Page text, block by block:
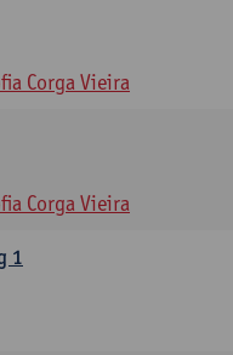
Corga Vieira
Corga Vieira
1